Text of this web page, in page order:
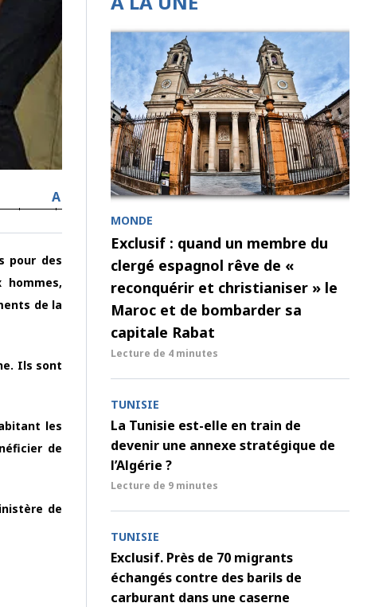
A
pour des
hommes,
de la
Ils sont
les
de
de
MONDE
Exclusif : quand un membre du
clergé espagnol rêve de «
reconquérir et christianiser » le
Maroc et de bombarder sa
capitale Rabat
Lecture de 4 minutes
TUNISIE
La Tunisie est-elle en train de
devenir une annexe stratégique de
l’Algérie ?
Lecture de 9 minutes
TUNISIE
Exclusif. Près de 70 migrants
échangés contre des barils de
carburant dans une caserne